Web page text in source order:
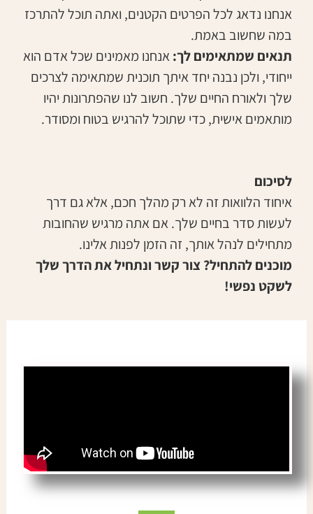
אנחנו נדאג לכל הפרטים הקטנים, ואתה תוכל להתרכז
במה שחשוב באמת.
תנאים שמתאימים לך:אנחנו מאמינים שכל אדם הוא
ייחודי, ולכן נבנה יחד איתך תוכנית שמתאימה לצרכים
שלך ולאורח החיים שלך. חשוב לנו שהפתרונות יהיו
מותאמים אישית, כדי שתוכל להרגיש בטוח ומסודר.
לסיכום
איחוד הלוואות זה לא רק מהלך חכם, אלא גם דרך
לעשות סדר בחיים שלך. אם אתה מרגיש שהחובות
מתחילים לנהל אותך, זה הזמן לפנות אלינו.
מוכנים להתחיל? צור קשר ונתחיל את הדרך שלך
לשקט נפשי!